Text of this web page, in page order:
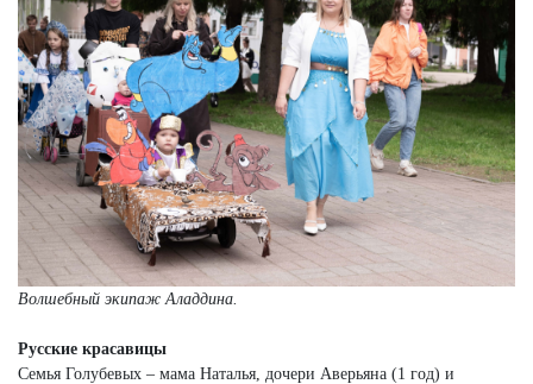
Волшебный экипаж Аладдина.
Русские красавицы
Семья Голубевых – мама Наталья, дочери Аверьяна (1 год) и